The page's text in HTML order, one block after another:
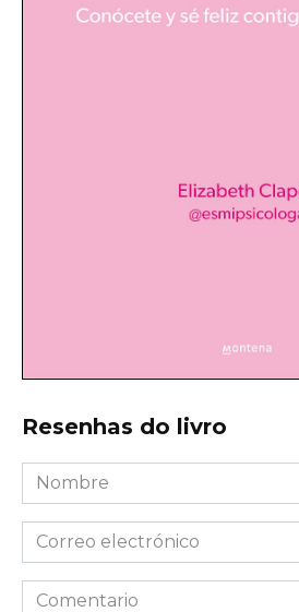
Resenhas do livro
Nombre
*
Correo
electrónico
*Comentario